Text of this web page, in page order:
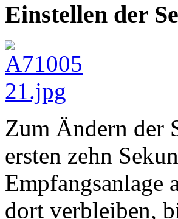
Einstellen der
Zum Ändern der
ersten zehn
Empfangsanlage
dort verbleiben,